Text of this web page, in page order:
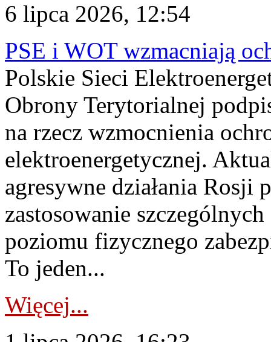
6 lipca 2026, 12:54
PSE i WOT wzmacniają
Polskie Sieci
Obrony Terytorialnej
na rzecz wzmocnienia
elektroenergetycznej.
agresywne działania Rosji
zastosowanie
poziomu fizycznego
To jeden...
Więcej...